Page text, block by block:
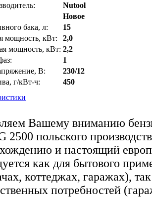
Nutool
Новое
бака, л:
15
мощность, кВт:
2,0
мощность, кВт: 2,2
1
В:
230/12
г/кВт-ч:
450
Вашему вниманию
2500 польского
и настоящий
как для бытового
коттеджах, гаражах),
потребностей